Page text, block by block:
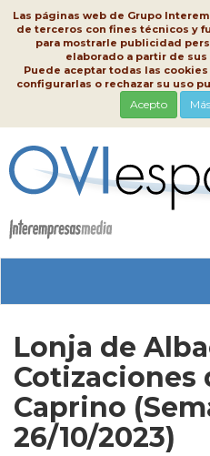
Las páginas web de Grupo
de terceros con fines técnicos y
para mostrarle publicidad
elaborado a partir de
Puede aceptar todas las
configurarlas o rechazar su uso
Acepto
Lonja de
Cotizaciones
Caprino
26/10/2023)